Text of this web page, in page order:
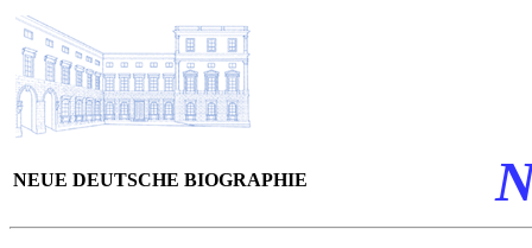
NEUE DEUTSCHE BIOGRAPHIE